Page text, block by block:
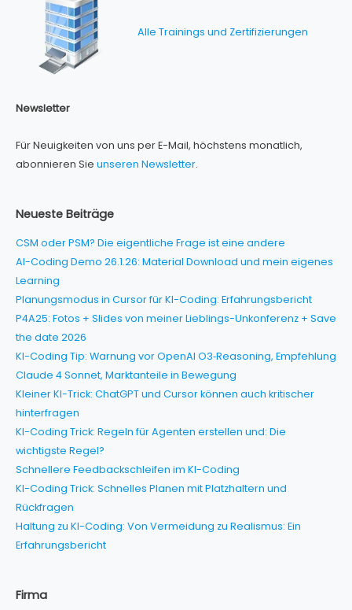
Alle Trainings und Zertifizierungen
Newsletter
Für Neuigkeiten von uns per E-Mail, höchstens monatlich,
abonnieren Sie unseren Newsletter.
Neueste Beiträge
CSM oder PSM? Die eigentliche Frage ist eine andere
AI-Coding Demo 26.1.26: Material Download und mein eigenes
Learning
Planungsmodus in Cursor für KI-Coding: Erfahrungsbericht
P4A25: Fotos + Slides von meiner Lieblings-Unkonferenz + Save
the date 2026
KI-Coding Tip: Warnung vor OpenAI O3‑Reasoning, Empfehlung
Claude 4 Sonnet, Marktanteile in Bewegung
Kleiner KI-Trick: ChatGPT und Cursor können auch kritischer
hinterfragen
KI-Coding Trick: Regeln für Agenten erstellen und: Die
wichtigste Regel?
Schnellere Feedbackschleifen im KI-Coding
KI-Coding Trick: Schnelles Planen mit Platzhaltern und
Rückfragen
Haltung zu KI-Coding: Von Vermeidung zu Realismus: Ein
Erfahrungsbericht
Firma